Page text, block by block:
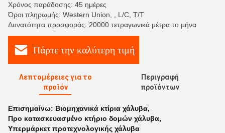
Χρόνος παράδοσης: 45 ημέρες
Όροι πληρωμής: Western Union, , L/C, T/T
Δυνατότητα προσφοράς: 20000 τετραγωνικά μέτρα το μήνα
Πάρτε την καλύτερη τιμή
Λεπτομέρειες για το
προϊόν
Περιγραφή
προϊόντων
Επισημαίνω: Βιομηχανικά κτίρια χάλυβα,
Προ κατασκευασμένο κτήριο δομών χάλυβα,
Υπερμάρκετ προτεχνολογικής χάλυβα